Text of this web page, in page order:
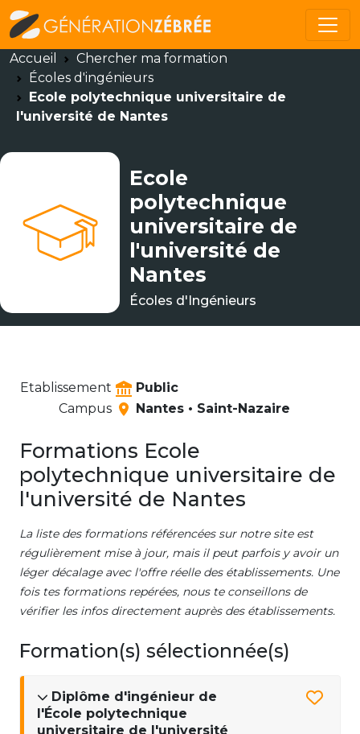
Accueil
Chercher ma formation
Écoles d'ingénieurs
Ecole polytechnique universitaire de
l'université de Nantes
Ecole
polytechnique
universitaire de
l'université de
Nantes
Écoles d'Ingénieurs
Etablissement
Public
Campus
Nantes • Saint-Nazaire
Formations Ecole
polytechnique universitaire de
l'université de Nantes
La liste des formations référencées sur notre site est
régulièrement mise à jour, mais il peut parfois y avoir un
léger décalage avec l'offre réelle des établissements. Une
fois tes formations repérées, nous te conseillons de
vérifier les infos directement auprès des établissements.
Formation(s) sélectionnée(s)
Diplôme d'ingénieur de
l'École polytechnique
universitaire de l'université